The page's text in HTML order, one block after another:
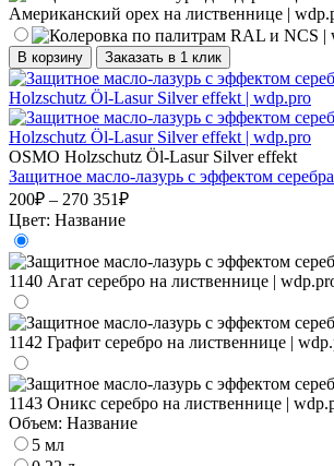
В корзину Заказать в 1 клик
OSMO Holzschutz Öl-Lasur Silver effekt
Защитное масло-лазурь с эффектом серебра
200₽ – 270 351₽
Цвет: Название
Объем: Название
5 мл